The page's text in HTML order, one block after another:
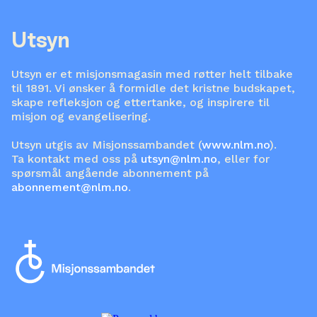
Utsyn
Utsyn er et misjonsmagasin med røtter helt tilbake
til 1891. Vi ønsker å formidle det kristne budskapet,
skape refleksjon og ettertanke, og inspirere til
misjon og evangelisering.
Utsyn utgis av Misjonssambandet (www.nlm.no).
Ta kontakt med oss på utsyn@nlm.no, eller for
spørsmål angående abonnement på
abonnement@nlm.no.